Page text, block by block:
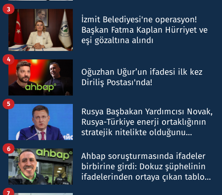
İzmit Belediyesi'ne operasyon!
Başkan Fatma Kaplan Hürriyet ve
eşi gözaltına alındı
3
Oğuzhan Uğur’un ifadesi ilk kez
Diriliş Postası'nda!
4
Rusya Başbakan Yardımcısı Novak,
Rusya-Türkiye enerji ortaklığının
stratejik nitelikte olduğunu
5
Ahbap soruşturmasında ifadeler
birbirine girdi: Dokuz şüphelinin
ifadelerinden ortaya çıkan tablo
6
7